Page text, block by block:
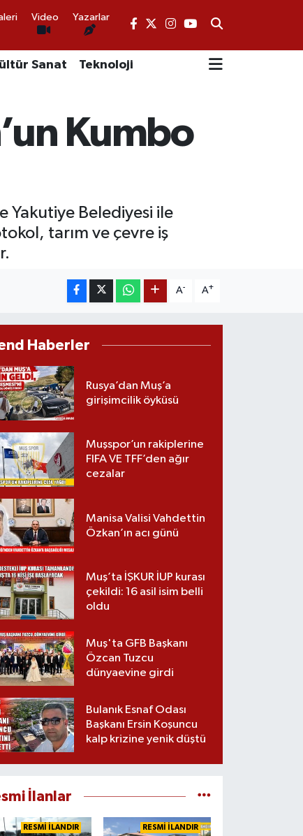
Video Yazarlar
Sanat Teknoloji
Kumbo
Yakutiye Belediyesi ile
tarım ve çevre iş
A- A+
Haberler
Rusya’dan Muş’a
girişimcilik öyküsü
Muşspor’un rakiplerine
FIFA VE TFF’den ağır
cezalar
Manisa Valisi Vahdettin
Özkan’ın acı günü
Muş’ta İŞKUR İUP kurası
çekildi: 16 asil isim belli
oldu
Muş'ta GFB Başkanı
Özcan Tuzcu
dünyaevine girdi
Bulanık Esnaf Odası
Başkanı Ersin Koşuncu
kalp krizine yenik düştü
İlanlar
RESMİ İLANDIR RESMİ İLANDIR